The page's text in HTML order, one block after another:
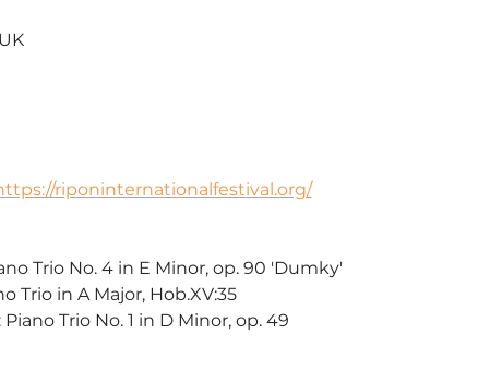
riponinternationalfestival.org/
Trio No. 4 in E Minor, op. 90 'Dumky'
Trio in A Major, Hob.XV:35
Trio No. 1 in D Minor, op. 49